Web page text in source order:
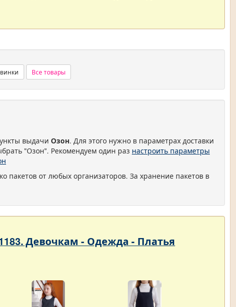
Все товары
выдачи Озон. Для этого нужно в параметрах доставки
"Озон". Рекомендуем один раз настроить параметры
пакетов от любых организаторов. За хранение пакетов в
Девочкам - Одежда - Платья